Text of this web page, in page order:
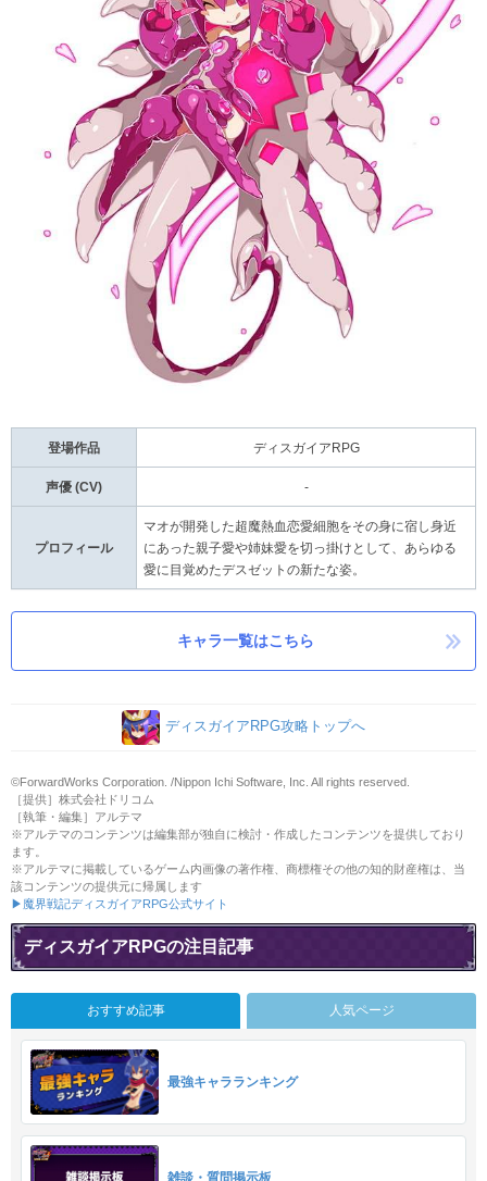
登場作品 ディスガイアRPG
声優 (CV) -
プロフィール
マオが開発した超魔熱血恋愛細胞をその身に宿し身近
にあった親子愛や姉妹愛を切っ掛けとして、あらゆる
愛に目覚めたデスゼットの新たな姿。
キャラ一覧はこちら
ディスガイアRPG攻略トップへ
©ForwardWorks Corporation. /Nippon Ichi Software, Inc. All rights reserved.
［提供］株式会社ドリコム
［執筆・編集］アルテマ
※アルテマのコンテンツは編集部が独自に検討・作成したコンテンツを提供しており
ます。
※アルテマに掲載しているゲーム内画像の著作権、商標権その他の知的財産権は、当
該コンテンツの提供元に帰属します
▶魔界戦記ディスガイアRPG公式サイト
ディスガイアRPGの注目記事
おすすめ記事 人気ページ
最強キャラランキング
雑談・質問掲示板